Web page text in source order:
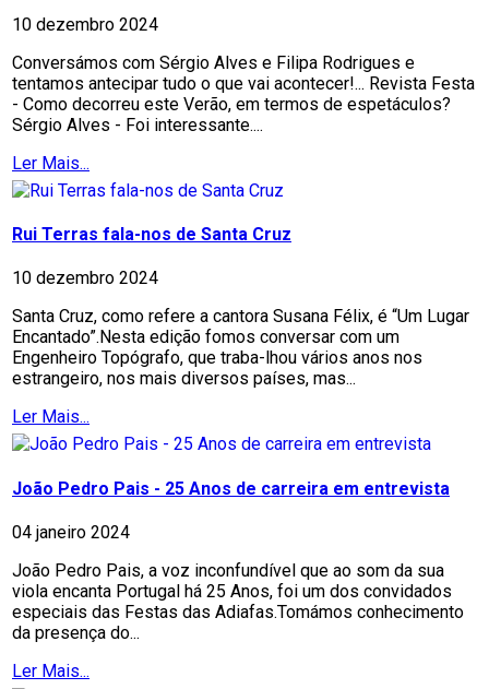
10 dezembro 2024
Conversámos com Sérgio Alves e Filipa Rodrigues e
tentamos antecipar tudo o que vai acontecer!... Revista Festa
- Como decorreu este Verão, em termos de espetáculos?
Sérgio Alves - Foi interessante....
Ler Mais...
Rui Terras fala-nos de Santa Cruz
10 dezembro 2024
Santa Cruz, como refere a cantora Susana Félix, é “Um Lugar
Encantado”.Nesta edição fomos conversar com um
Engenheiro Topógrafo, que traba-lhou vários anos nos
estrangeiro, nos mais diversos países, mas...
Ler Mais...
João Pedro Pais - 25 Anos de carreira em entrevista
04 janeiro 2024
João Pedro Pais, a voz inconfundível que ao som da sua
viola encanta Portugal há 25 Anos, foi um dos convidados
especiais das Festas das Adiafas.Tomámos conhecimento
da presença do...
Ler Mais...